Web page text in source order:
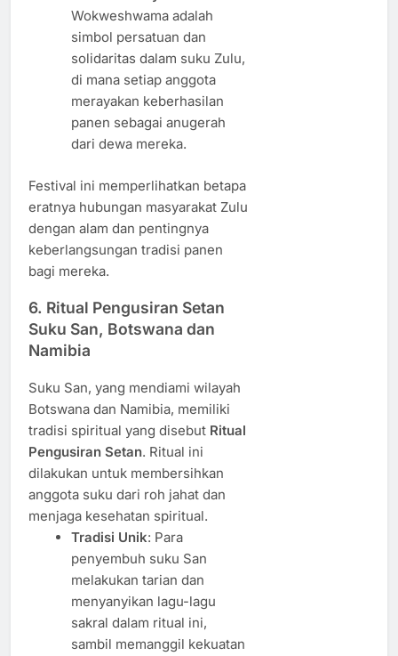
Wokweshwama adalah
simbol persatuan dan
solidaritas dalam suku Zulu,
di mana setiap anggota
merayakan keberhasilan
panen sebagai anugerah
dari dewa mereka.
Festival ini memperlihatkan betapa
eratnya hubungan masyarakat Zulu
dengan alam dan pentingnya
keberlangsungan tradisi panen
bagi mereka.
6. Ritual Pengusiran Setan
Suku San, Botswana dan
Namibia
Suku San, yang mendiami wilayah
Botswana dan Namibia, memiliki
tradisi spiritual yang disebut Ritual
Pengusiran Setan. Ritual ini
dilakukan untuk membersihkan
anggota suku dari roh jahat dan
menjaga kesehatan spiritual.
Tradisi Unik: Para
penyembuh suku San
melakukan tarian dan
menyanyikan lagu-lagu
sakral dalam ritual ini,
sambil memanggil kekuatan